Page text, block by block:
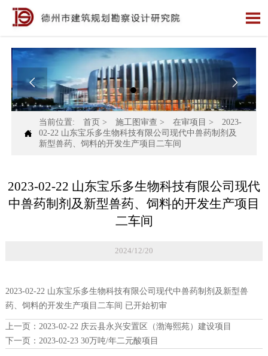

 

当前位置: 首页 > 施工图审查 > 在审项目 >
2023-
02-22 山东宝乐多生物科技有限公司现代中兽药制剂及
新型兽药、饲料的开发生产项目二车间
2023-02-22 山东宝乐多生物科技有限公司现代
中兽药制剂及新型兽药、饲料的开发生产项目
二车间
2024/12/20
2023-02-22 山东宝乐多生物科技有限公司现代中兽药制剂及新型兽
药、饲料的开发生产项目二车间 已开始初审
上一页： 2023-02-22 庆云县永兴安置区（渤海熙苑）建设项目
下一页： 2023-02-23 30万吨/年二元酸项目